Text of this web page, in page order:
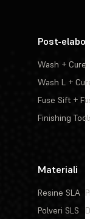
Post-
Wash + Cure
Wash L +
Fuse Sift +
Finishing
Materiali
Resine SLA
Polveri SLS